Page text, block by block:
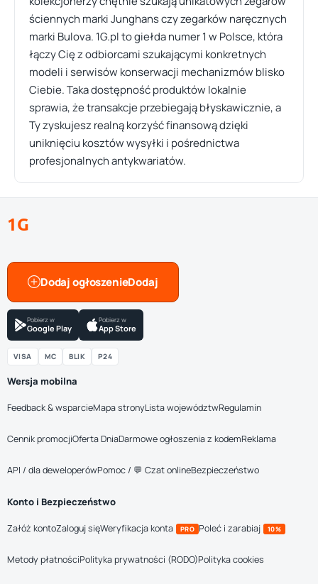
ściennych marki Junghans czy zegarków naręcznych
marki Bulova. 1G.pl to giełda numer 1 w Polsce, która
łączy Cię z odbiorcami szukającymi konkretnych
modeli i serwisów konserwacji mechanizmów blisko
Ciebie. Taka dostępność produktów lokalnie
sprawia, że transakcje przebiegają błyskawicznie, a
Ty zyskujesz realną korzyść finansową dzięki
uniknięciu kosztów wysyłki i pośrednictwa
profesjonalnych antykwariatów.
1G
Dodaj ogłoszenie
Pobierz w
Google Play
Pobierz w
App Store
VISA MC BLIK P24
Wersja mobilna
Feedback & wsparcieMapa stronyLista województwRegulamin
Cennik promocjiOferta DniaDarmowe ogłoszenia z kodemReklama
API / dla deweloperówPomoc / 💬 Czat onlineBezpieczeństwo
Konto i Bezpieczeństwo
Załóż kontoZaloguj sięWeryfikacja konta PRO Poleć i zarabiaj 10%
Metody płatnościPolityka prywatności (RODO)Polityka cookies